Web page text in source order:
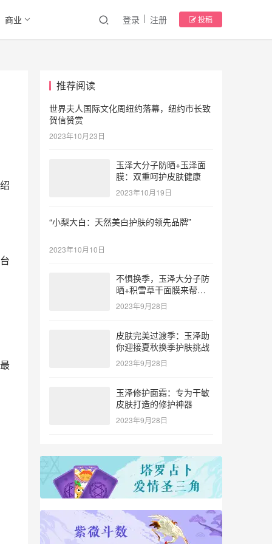
商业 登录 注册 投稿
推荐阅读
世界夫人国际文化周纽约落幕，纽约市长致
贺信赞赏
2023年10月23日
玉泽大分子防晒+玉泽面
膜：双重呵护皮肤健康
2023年10月19日
“小梨大白：天然美白护肤的领先品牌”
2023年10月10日
不惧换季，玉泽大分子防
晒+积雪草干面膜来帮
忙！
2023年9月28日
皮肤完美过渡季：玉泽助
你迎接夏秋换季护肤挑战
2023年9月28日
玉泽修护面霜：专为干敏
皮肤打造的修护神器
2023年9月28日